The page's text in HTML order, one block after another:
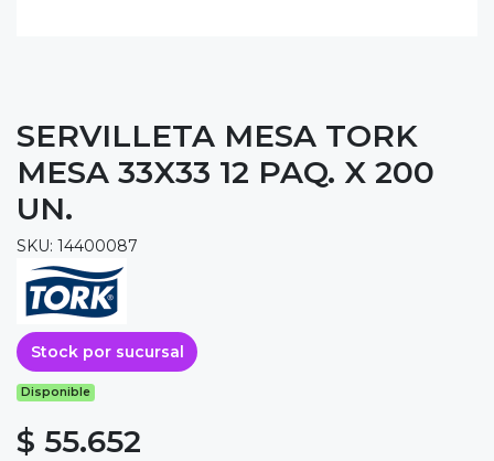
SERVILLETA MESA TORK
MESA 33X33 12 PAQ. X 200
UN.
SKU: 14400087
Stock por sucursal
Disponible
$ 55.652